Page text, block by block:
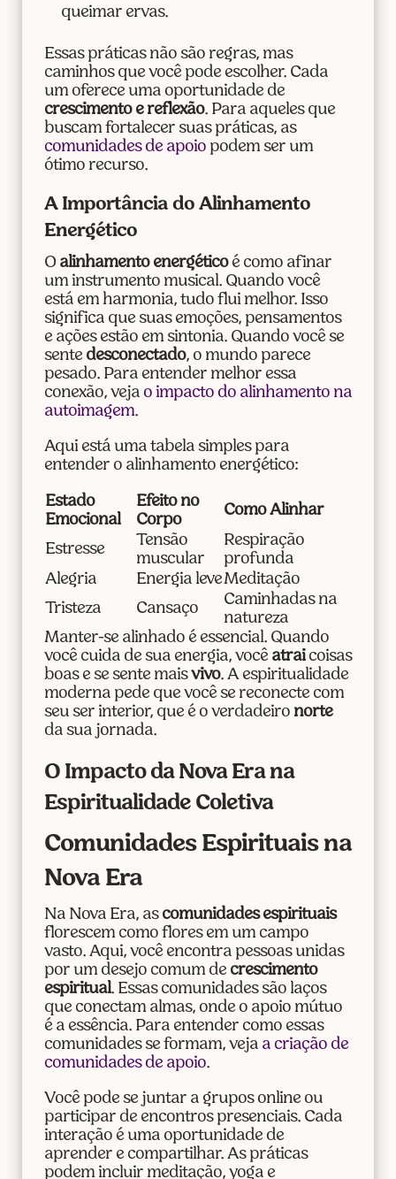
queimar ervas.
Essas práticas não são regras, mas
caminhos que você pode escolher. Cada
um oferece uma oportunidade de
crescimento e reflexão. Para aqueles que
buscam fortalecer suas práticas, as
comunidades de apoiopodem ser um
ótimo recurso.
A Importância do Alinhamento
Energético
O alinhamento energéticoé como afinar
um instrumento musical. Quando você
está em harmonia, tudo flui melhor. Isso
significa que suas emoções, pensamentos
e ações estão em sintonia. Quando você se
sente desconectado, o mundo parece
pesado. Para entender melhor essa
conexão, veja o impacto do alinhamento na
autoimagem.
Aqui está uma tabela simples para
entender o alinhamento energético:
Estado
Emocional
Efeito no
Corpo
Como Alinhar
Estresse
Tensão
muscular
Respiração
profunda
Alegria
Energia leveMeditação
Tristeza
Cansaço
Caminhadas na
natureza
Manter-se alinhado é essencial. Quando
você cuida de sua energia, você atraicoisas
boas e se sente maisvivo. A espiritualidade
moderna pede que você se reconecte com
seu ser interior, que é o verdadeiro norte
da sua jornada.
O Impacto da Nova Era na
Espiritualidade Coletiva
Comunidades Espirituais na
Nova Era
Na Nova Era, as comunidades espirituais
florescem como flores em um campo
vasto. Aqui, você encontra pessoas unidas
por um desejo comum de crescimento
espiritual. Essas comunidades são laços
que conectam almas, onde o apoio mútuo
é a essência. Para entender como essas
comunidades se formam, veja a criação de
comunidades de apoio.
Você pode se juntar a grupos online ou
participar de encontros presenciais. Cada
interação é uma oportunidade de
aprender e compartilhar. As práticas
podem incluir meditação, yoga e